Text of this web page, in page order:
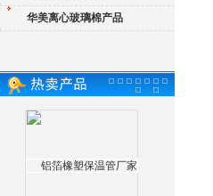
华美离心玻璃棉产品